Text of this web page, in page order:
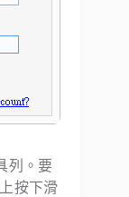
列。要
按下滑